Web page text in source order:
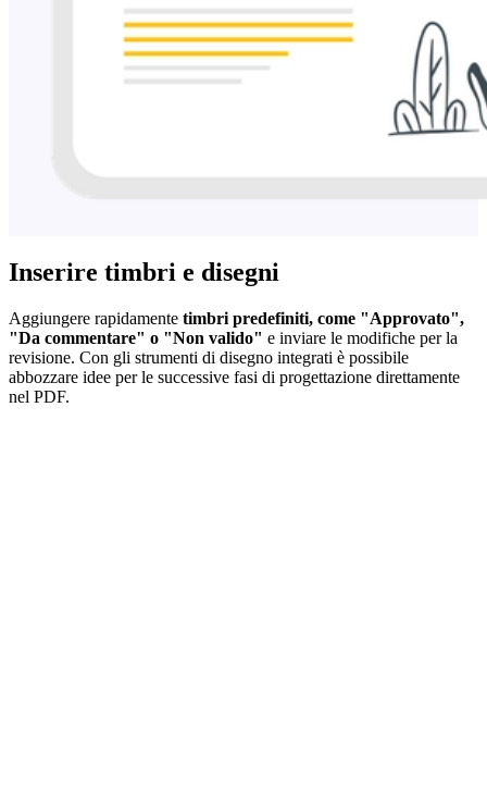
Inserire timbri e disegni
Aggiungere rapidamente timbri predefiniti, come "Approvato",
"Da commentare" o "Non valido" e inviare le modifiche per la
revisione. Con gli strumenti di disegno integrati è possibile
abbozzare idee per le successive fasi di progettazione direttamente
nel PDF.